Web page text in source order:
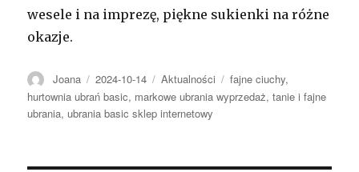
wesele i na imprezę, piękne sukienki na różne
okazje.
Autor
Joana Opublikowano
2024-10-14 Kategorie
Aktualności Tagi
fajne ciuchy,
hurtownia ubrań basic, markowe ubrania wyprzedaż,tanie i fajne
ubrania, ubrania basic sklep internetowy